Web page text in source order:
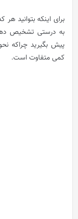
برای اینکه بتوانید هر
به درستی تشخیص
پیش بگیرید چراکه
کمی متفاوت است.